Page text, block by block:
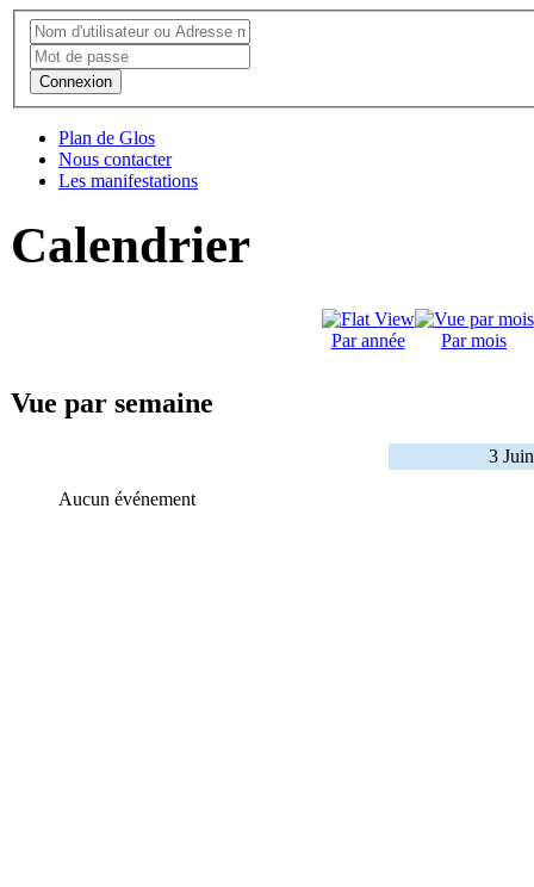
Connexion
Plan de Glos
Nous contacter
Les manifestations
Calendrier
Par année Par mois
Vue par semaine
3
Aucun événement